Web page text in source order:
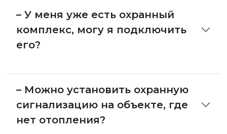
– У меня уже есть охранный
комплекс, могу я подключить
его?
– Можно установить охранную
сигнализацию на объекте, где
нет отопления?